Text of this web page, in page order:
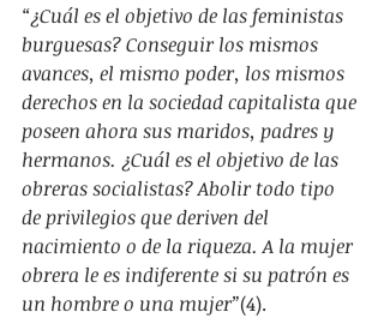
“¿Cuál es el objetivo de las feministas
burguesas? Conseguir los mismos
avances, el mismo poder, los mismos
derechos en la sociedad capitalista que
poseen ahora sus maridos, padres y
hermanos. ¿Cuál es el objetivo de las
obreras socialistas? Abolir todo tipo
de privilegios que deriven del
nacimiento o de la riqueza. A la mujer
obrera le es indiferente si su patrón es
un hombre o una mujer”(4).